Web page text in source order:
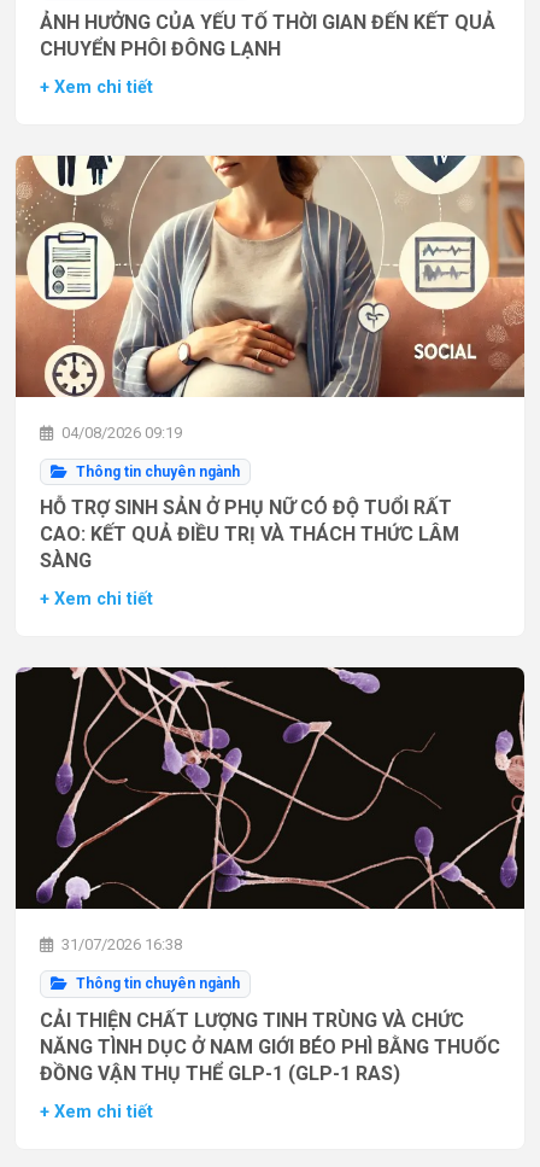
ẢNH HƯỞNG CỦA YẾU TỐ THỜI GIAN ĐẾN KẾT QUẢ
CHUYỂN PHÔI ĐÔNG LẠNH
+ Xem chi tiết
04/08/2026 09:19
Thông tin chuyên ngành
HỖ TRỢ SINH SẢN Ở PHỤ NỮ CÓ ĐỘ TUỔI RẤT
CAO: KẾT QUẢ ĐIỀU TRỊ VÀ THÁCH THỨC LÂM
SÀNG
+ Xem chi tiết
31/07/2026 16:38
Thông tin chuyên ngành
CẢI THIỆN CHẤT LƯỢNG TINH TRÙNG VÀ CHỨC
NĂNG TÌNH DỤC Ở NAM GIỚI BÉO PHÌ BẰNG THUỐC
ĐỒNG VẬN THỤ THỂ GLP-1 (GLP-1 RAS)
+ Xem chi tiết